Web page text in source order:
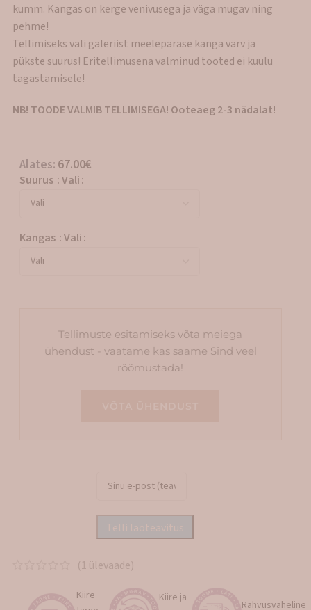
kumm. Kangas on kerge venivusega ja väga mugav ning
pehme!
Tellimiseks vali galeriist meelepärase kanga värv ja
pükste suurus! Eritellimusena valminud tooted ei kuulu
tagastamisele!
NB! TOODE VALMIB TELLIMISEGA! Ooteaeg 2-3 nädalat!
Alates: 67.00€
Suurus :Vali
Kangas :Vali
Tellimuste esitamiseks võta meiega
ühendust - vaatame kas saame Sind veel
rõõmustada!
(1 ülevaade)
Kiire
Kiire ja
Rahvusvaheline